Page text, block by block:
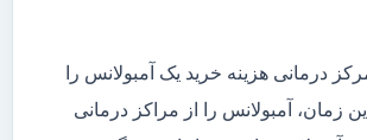
درمانی هزینه خرید یک آمبولانس را
زمان، آمبولانس را از مراکز درمانی